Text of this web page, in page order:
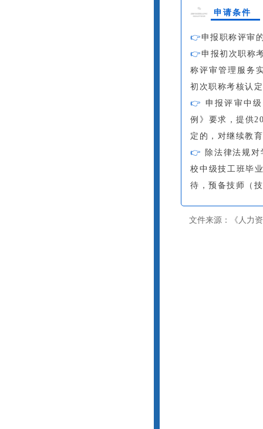
申请条件
👉申报职称评审
👉申报初次职称
称评审管理服务
初次职称考核认
👉 申报评审中
例》要求，提供
定的，对继续教
👉
除法律法规
校中级技工班毕
待，预备技师（
文件来源： 《人力